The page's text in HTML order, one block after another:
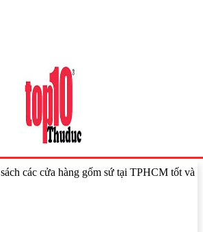
các cửa hàng gốm sứ tại TPHCM tốt và